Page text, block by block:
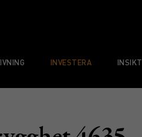
INVESTERA INSIKT